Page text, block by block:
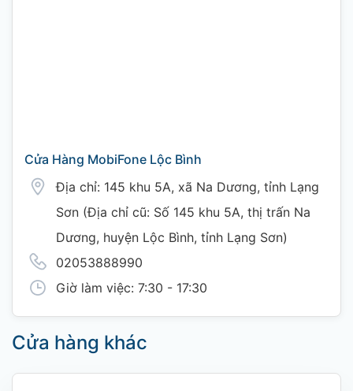
Cửa Hàng MobiFone Lộc Bình
Địa chỉ: 145 khu 5A, xã Na Dương, tỉnh Lạng
Sơn (Địa chỉ cũ: Số 145 khu 5A, thị trấn Na
Dương, huyện Lộc Bình, tỉnh Lạng Sơn)
02053888990
Giờ làm việc: 7:30 - 17:30
Cửa hàng khác